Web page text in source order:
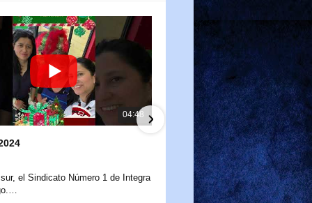
04:48
el Sindicato Número 1 de Integra
Salidas a terreno mes de
11/26/2024
Salidas a terreno mes de